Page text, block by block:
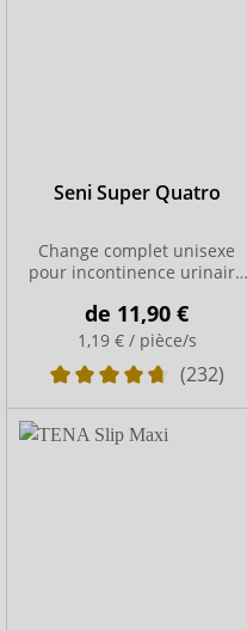
Seni Super Quatro
Change complet unisexe
pour incontinence urinaire
de 11,90 €
1,19 € / pièce/s
(232)